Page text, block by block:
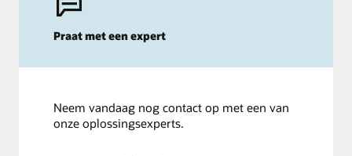
Praat met een expert
Neem vandaag nog contact op met een van
onze oplossingsexperts.